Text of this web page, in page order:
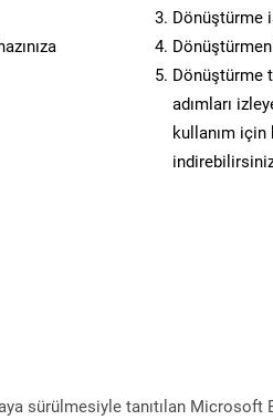
Dönüştürme
Dönüştürme
adımları
kullanım
sürülmesiyle tanıtılan